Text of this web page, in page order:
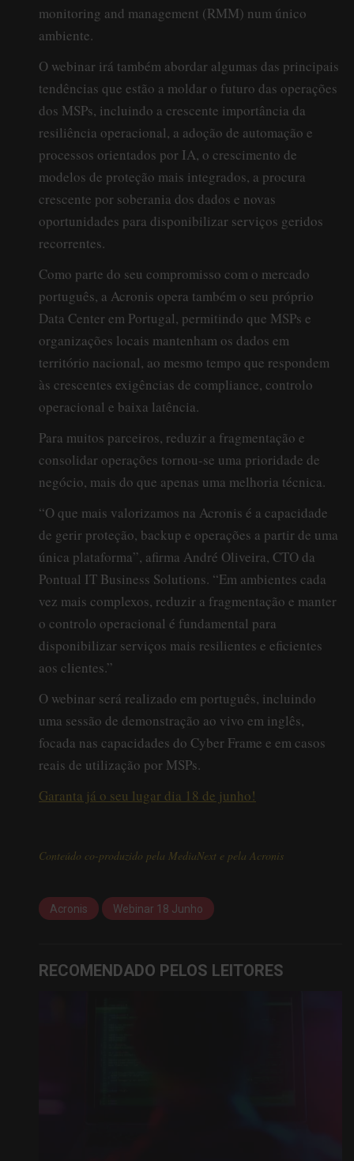
monitoring and management (RMM) num único
ambiente.
O webinar irá também abordar algumas das principais
tendências que estão a moldar o futuro das operações
dos MSPs, incluindo a crescente importância da
resiliência operacional, a adoção de automação e
processos orientados por IA, o crescimento de
modelos de proteção mais integrados, a procura
crescente por soberania dos dados e novas
oportunidades para disponibilizar serviços geridos
recorrentes.
Como parte do seu compromisso com o mercado
português, a Acronis opera também o seu próprio
Data Center em Portugal, permitindo que MSPs e
organizações locais mantenham os dados em
território nacional, ao mesmo tempo que respondem
às crescentes exigências de compliance, controlo
operacional e baixa latência.
Para muitos parceiros, reduzir a fragmentação e
consolidar operações tornou-se uma prioridade de
negócio, mais do que apenas uma melhoria técnica.
“O que mais valorizamos na Acronis é a capacidade
de gerir proteção, backup e operações a partir de uma
única plataforma”, afirma André Oliveira, CTO da
Pontual IT Business Solutions. “Em ambientes cada
vez mais complexos, reduzir a fragmentação e manter
o controlo operacional é fundamental para
disponibilizar serviços mais resilientes e eficientes
aos clientes.”
O webinar será realizado em português, incluindo
uma sessão de demonstração ao vivo em inglês,
focada nas capacidades do Cyber Frame e em casos
reais de utilização por MSPs.
Garanta já o seu lugar dia 18 de junho!
Conteúdo co-produzido pela MediaNext e pela Acronis
Acronis Webinar 18 Junho
RECOMENDADO PELOS LEITORES